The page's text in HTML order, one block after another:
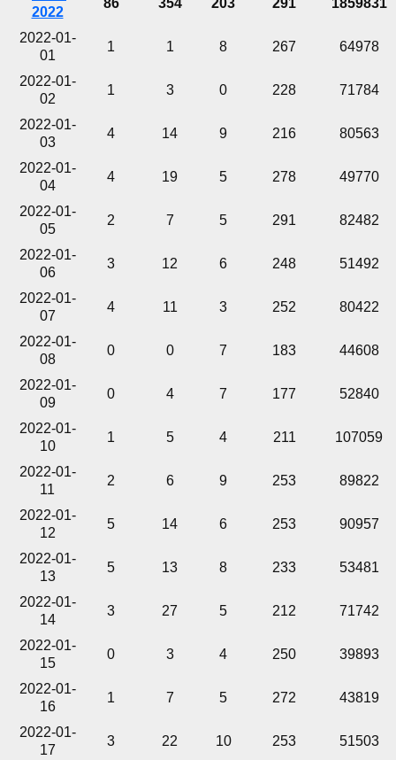
2022
2022-01-
01
1 1 8 267 64978
2022-01-
02
1 3 0 228 71784
2022-01-
03
4 14 9 216 80563
2022-01-
04
4 19 5 278 49770
2022-01-
05
2 7 5 291 82482
2022-01-
06
3 12 6 248 51492
2022-01-
07
4 11 3 252 80422
2022-01-
08
0 0 7 183 44608
2022-01-
09
0 4 7 177 52840
2022-01-
10
1 5 4 211 107059
2022-01-
11
2 6 9 253 89822
2022-01-
12
5 14 6 253 90957
2022-01-
13
5 13 8 233 53481
2022-01-
14
3 27 5 212 71742
2022-01-
15
0 3 4 250 39893
2022-01-
16
1 7 5 272 43819
2022-01-
17
3 22 10 253 51503